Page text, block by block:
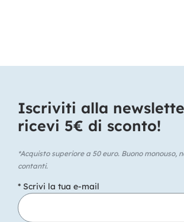
Iscriviti alla
ricevi 5€ di sconto!​
*Acquisto superiore a 50 euro. Buono monouso,
contanti.
* Scrivi la tua e-mail